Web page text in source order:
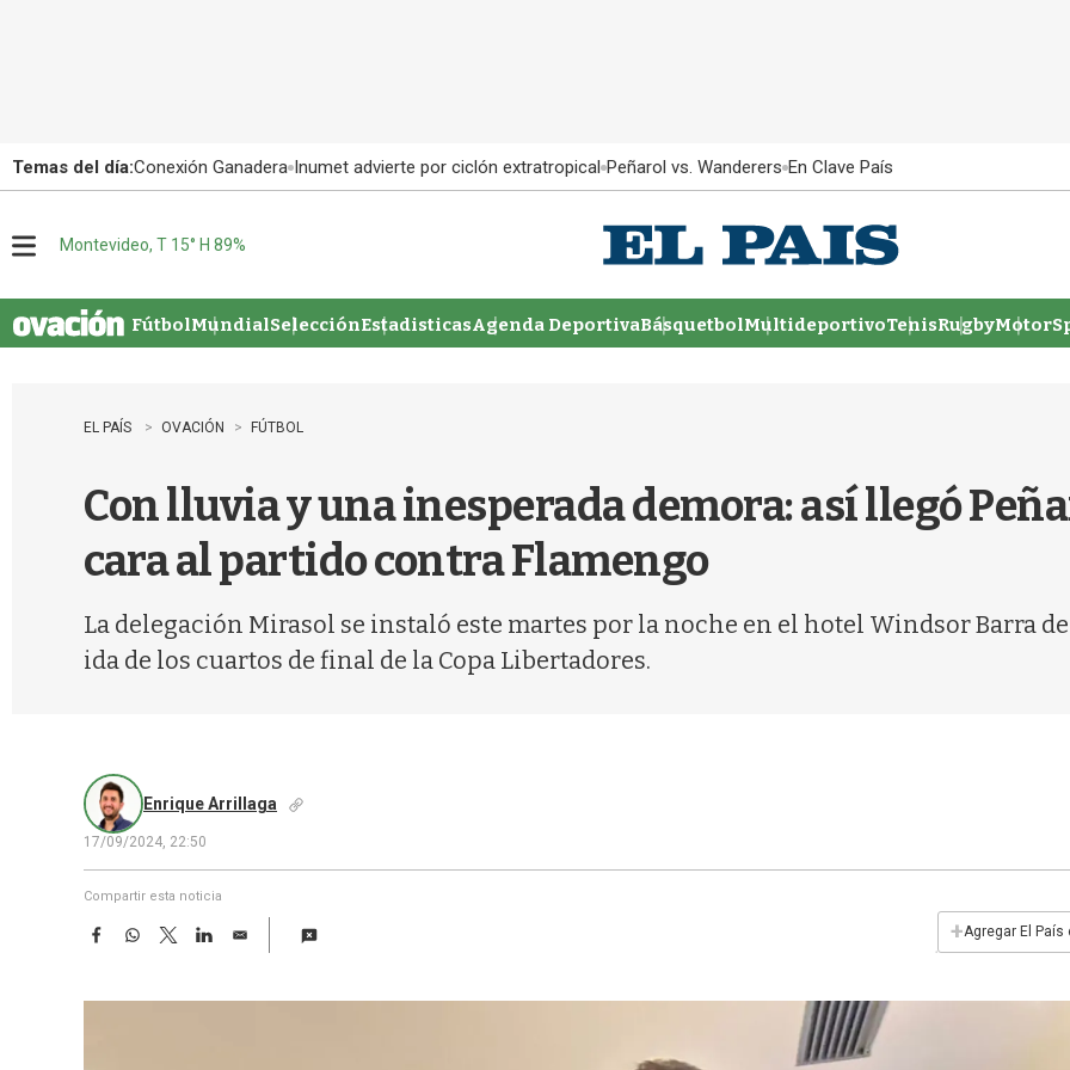
Temas del día:Conexión Ganadera Inumet advierte por ciclón extratropical Peñarol vs. Wanderers En Clave País
u
Montevideo, T 15° H 89%
FútbolMundialSelecciónEstadisticasAgenda DeportivaBásquetbolMultideportivoTenisRugby
EL PAÍS OVACIÓN FÚTBOL
Con lluvia y una inesperada demora: así llegó
cara al partido contra Flamengo
La delegación Mirasol se instaló este martes por la noche en el hotel Windsor Barra
ida de los cuartos de final de la Copa Libertadores.
Enrique Arrillaga
17/09/2024, 22:50
Compartir esta noticia
F
e
W
t
T
w
t
L
k
E
i
+Agregar El País